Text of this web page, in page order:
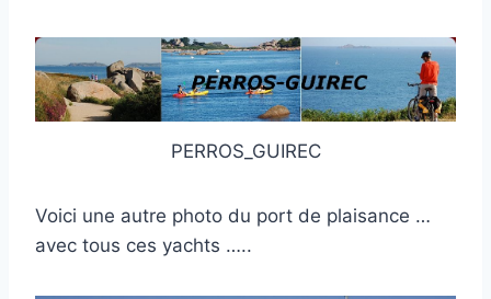
PERROS_GUIREC
Voici une autre photo du port de plaisance …
avec tous ces yachts …..